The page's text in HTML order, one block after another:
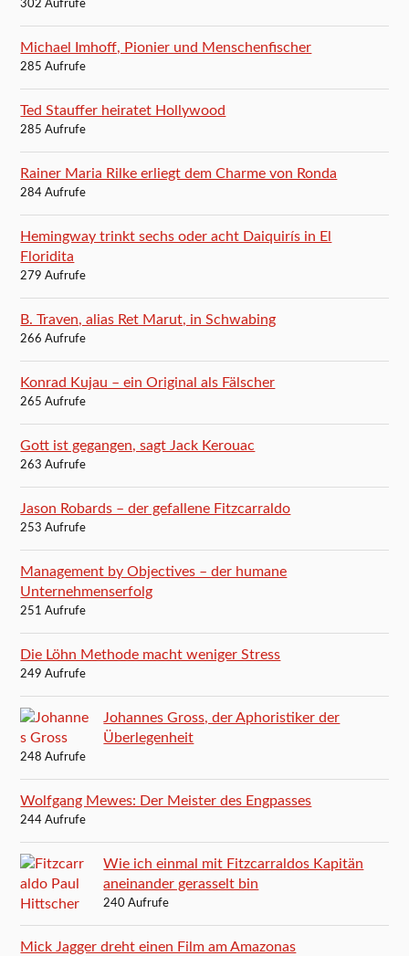
302 Aufrufe
Michael Imhoff, Pionier und Menschenfischer
285 Aufrufe
Ted Stauffer heiratet Hollywood
285 Aufrufe
Rainer Maria Rilke erliegt dem Charme von Ronda
284 Aufrufe
Hemingway trinkt sechs oder acht Daiquirís in El
Floridita
279 Aufrufe
B. Traven, alias Ret Marut, in Schwabing
266 Aufrufe
Konrad Kujau – ein Original als Fälscher
265 Aufrufe
Gott ist gegangen, sagt Jack Kerouac
263 Aufrufe
Jason Robards – der gefallene Fitzcarraldo
253 Aufrufe
Management by Objectives – der humane
Unternehmenserfolg
251 Aufrufe
Die Löhn Methode macht weniger Stress
249 Aufrufe
Johannes Gross, der Aphoristiker der
Überlegenheit
248 Aufrufe
Wolfgang Mewes: Der Meister des Engpasses
244 Aufrufe
Wie ich einmal mit Fitzcarraldos Kapitän
aneinander gerasselt bin
240 Aufrufe
Mick Jagger dreht einen Film am Amazonas